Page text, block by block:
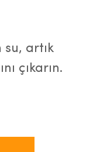
artık
çıkarın.